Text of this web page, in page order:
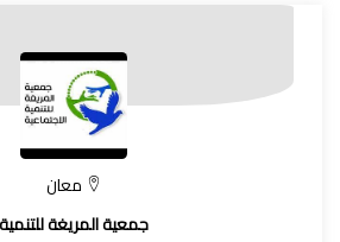
معان
جمعية المريغة للتنمية